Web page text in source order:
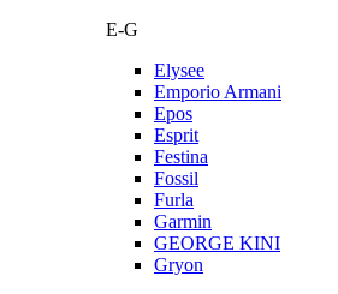
E-G
Elysee
Emporio Armani
Epos
Esprit
Festina
Fossil
Furla
Garmin
GEORGE KINI
Gryon